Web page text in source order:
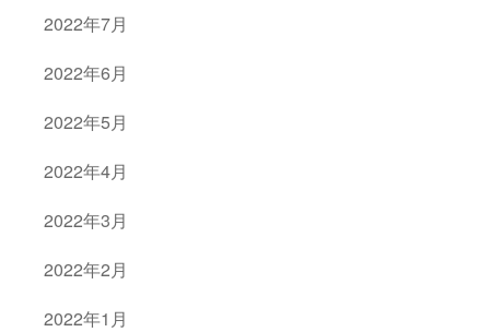
2022年7月
2022年6月
2022年5月
2022年4月
2022年3月
2022年2月
2022年1月